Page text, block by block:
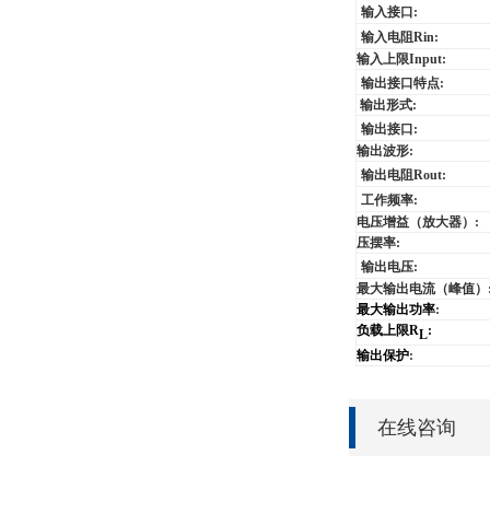
输入接口 :
输入电阻Rin:
输入上限Input:
输出接口特点:
输出形式:
输出接口 :
输出波形:
输出电阻Rout:
工作频率:
电压增益（放大器） :
压摆率:
输出电压:
最大输出电流（峰值）
最大输出功率:
负载上限RL:
输出保护:
在线咨询